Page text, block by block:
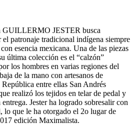
GUILLERMO JESTER busca
patronaje tradicional indígena siempre
esencia mexicana. Una de las piezas
última colección es el “calzón”
los hombres en varias regiones del
de la mano con artesanos de
entre ellas San Andrés
realizó los tejidos en telar de pedal y
Jester ha logrado sobresalir con
lo que le ha otorgado el 2o lugar de
edición Maximalista.